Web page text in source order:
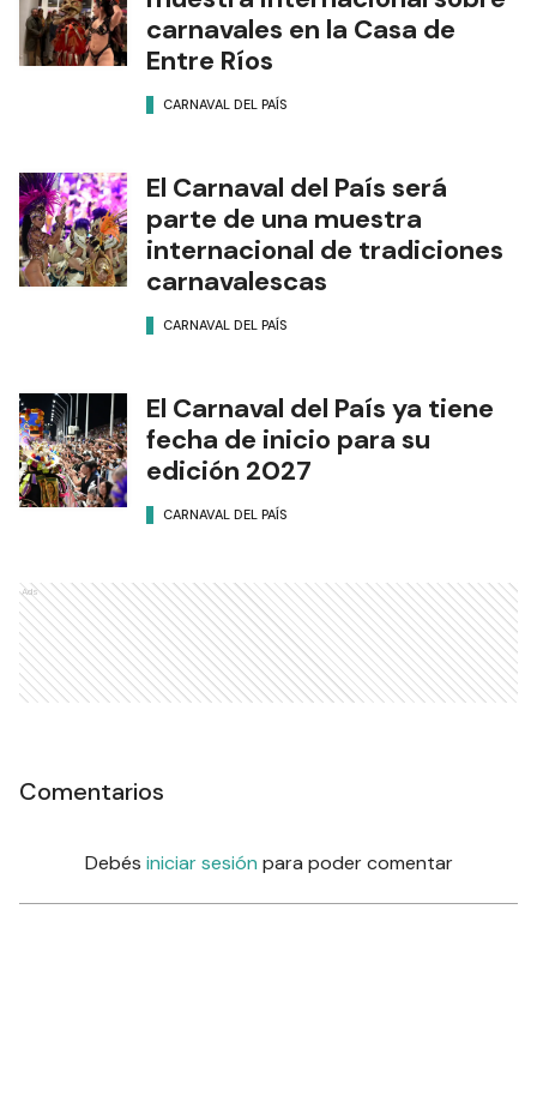
carnavales en la Casa de
Entre Ríos
CARNAVAL DEL PAÍS
El Carnaval del País será
parte de una muestra
internacional de tradiciones
carnavalescas
CARNAVAL DEL PAÍS
El Carnaval del País ya tiene
fecha de inicio para su
edición 2027
CARNAVAL DEL PAÍS
Ads
Comentarios
Debés iniciar sesión para poder comentar